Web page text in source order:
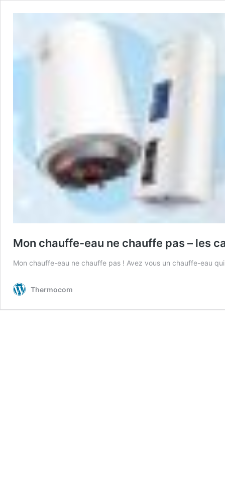
Mon chauffe-eau ne chauffe pas – les
Mon chauffe-eau ne chauffe pas ! Avez vous un chauffe-eau
Thermocom